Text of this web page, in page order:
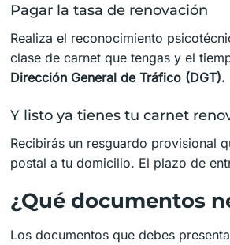
Pagar la tasa de renovación
Realiza el reconocimiento
clase de carnet que tengas y el
Dirección General de Tráfico (DGT).
Y listo ya tienes tu carnet
Recibirás un resguardo provisional
postal a tu domicilio. El plazo de
¿Qué documentos
Los documentos que debes